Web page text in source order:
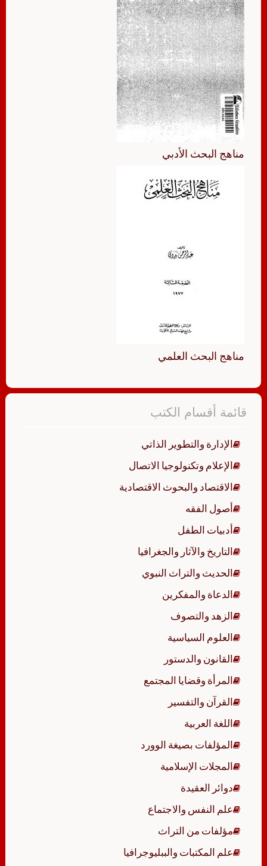
مناهج البحث الأدبي
مناهج البحث العلمي
قائمة أقسام الكتب
الإدارة والتطوير الذاتي
الإعلام وتكنولوجيا الاتصال
الاقتصاد والبحوث الاقتصادية
أصول الفقه
أدبيات الطفل
التاريخ والآثار والجغرافيا
الحديث والتراث النبوي
الدعاة والمفكرين
الزهد والتصوف
العلوم السياسية
القانون والدستور
المرأة وقضايا المجتمع
القرآن والتفسير
اللغة العربية
المؤلفات بصيغة الوورد
المجلات الإسلامية
دوائر العقيدة
علم النفس والاجتماع
مؤلفات من التراث
علم المكتبات والببليوجرافيا